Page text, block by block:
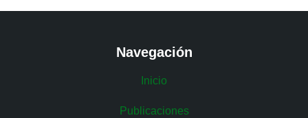
Navegación
Inicio
Publicaciones